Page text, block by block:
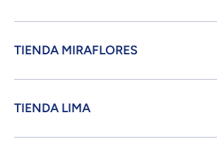
TIENDA MIRAFLORES
TIENDA LIMA